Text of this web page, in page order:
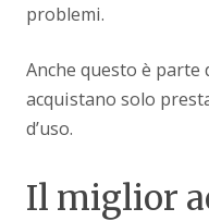
problemi.
Anche questo è parte
acquistano solo
d’uso.
Il miglior